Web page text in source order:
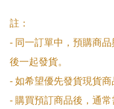
註：
- 同一訂單中，預購商
後一起發貨。
- 如希望優先發貨現貨商
- 購買預訂商品後，通